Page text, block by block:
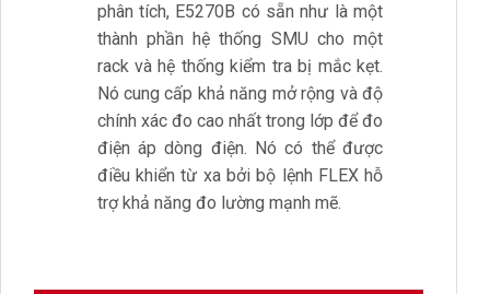
phân tích, E5270B có sẵn như là một
thành phần hệ thống SMU cho một
rack và hệ thống kiểm tra bị mắc kẹt.
Nó cung cấp khả năng mở rộng và độ
chính xác đo cao nhất trong lớp để đo
điện áp dòng điện. Nó có thể được
điều khiển từ xa bởi bộ lệnh FLEX hỗ
trợ khả năng đo lường mạnh mẽ.